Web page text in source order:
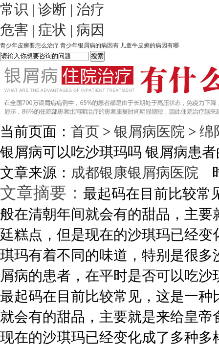
常识 | 诊断 | 治疗
危害 | 症状 | 病因
青少年皮癣要怎么治疗 青少年银屑病的病因有 儿童牛皮癣的病因有哪
当前页面： 首页 > 银屑病医院 > 绵
银屑病可以吃沙琪玛吗 银屑病患
文章来源： 成都银康银屑病医院
文章摘要： 最起码在目前比较常
般在清朝年间就会有的甜品，主
廷糕点，但是现在的沙琪玛已经
琪玛有着不同的味道，特别是很
屑病的患者，在平时是否可以吃沙
最起码在目前比较常见，这是一
就会有的甜品，主要就是来给皇
现在的沙琪玛已经变化成了多种